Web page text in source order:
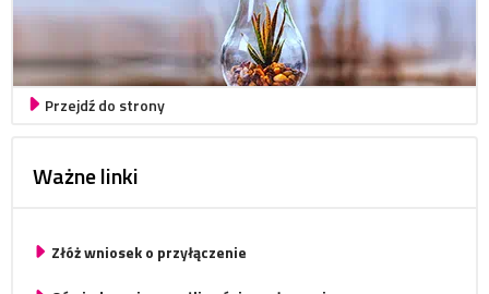
Przejdź do strony
Ważne linki
Złóż wniosek o przyłączenie